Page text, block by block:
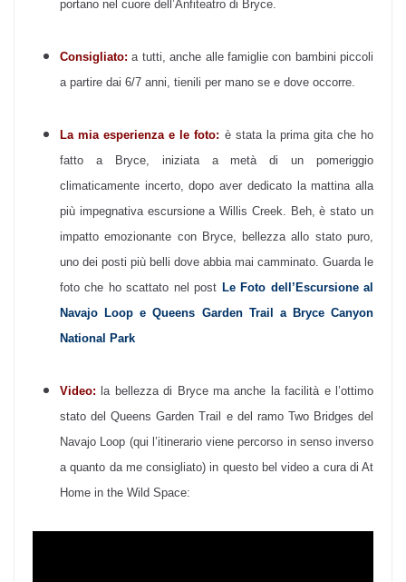
portano nel cuore dell’Anfiteatro di Bryce.
Consigliato: a tutti, anche alle famiglie con bambini piccoli
a partire dai 6/7 anni, tienili per mano se e dove occorre.
La mia esperienza e le foto: è stata la prima gita che ho
fatto a Bryce, iniziata a metà di un pomeriggio
climaticamente incerto, dopo aver dedicato la mattina alla
più impegnativa escursione a Willis Creek. Beh, è stato un
impatto emozionante con Bryce, bellezza allo stato puro,
uno dei posti più belli dove abbia mai camminato. Guarda le
foto che ho scattato nel post Le Foto dell’Escursione al
Navajo Loop e Queens Garden Trail a Bryce Canyon
National Park
Video: la bellezza di Bryce ma anche la facilità e l’ottimo
stato del Queens Garden Trail e del ramo Two Bridges del
Navajo Loop (qui l’itinerario viene percorso in senso inverso
a quanto da me consigliato) in questo bel video a cura di At
Home in the Wild Space: